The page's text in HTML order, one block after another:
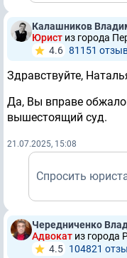
Калашников
Юрист из города
4.6 81151
Здравствуйте,
Да, Вы вправе
вышестоящий суд.
21.07.2025, 15:08
Спросить
Чередниченко
Адвокат из города
4.5 104821